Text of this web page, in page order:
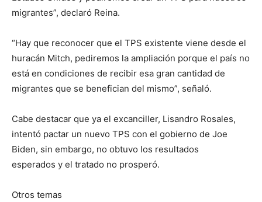
migrantes”, declaró Reina.
“Hay que reconocer que el TPS existente viene desde el
huracán Mitch, pediremos la ampliación porque el país no
está en condiciones de recibir esa gran cantidad de
migrantes que se benefician del mismo”, señaló.
Cabe destacar que ya el excanciller, Lisandro Rosales,
intentó pactar un nuevo TPS con el gobierno de Joe
Biden, sin embargo, no obtuvo los resultados
esperados y el tratado no prosperó.
Otros temas